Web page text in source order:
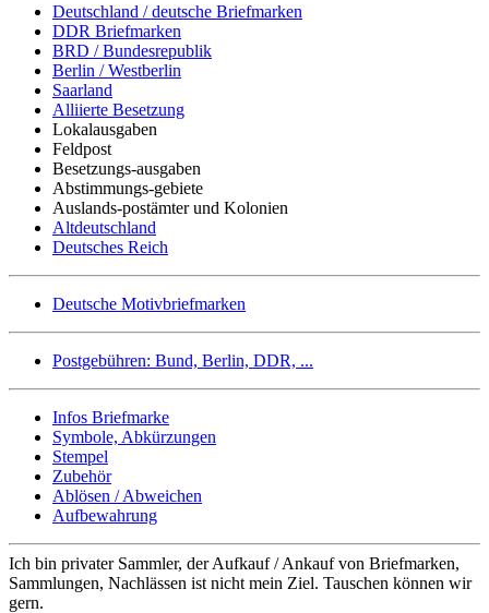
Deutschland / deutsche Briefmarken
DDR Briefmarken
BRD / Bundesrepublik
Berlin / Westberlin
Saarland
Alliierte Besetzung
Lokalausgaben
Feldpost
Besetzungs-ausgaben
Abstimmungs-gebiete
Auslands-postämter und Kolonien
Altdeutschland
Deutsches Reich
Deutsche Motivbriefmarken
Postgebühren: Bund, Berlin, DDR, ...
Infos Briefmarke
Symbole, Abkürzungen
Stempel
Zubehör
Ablösen / Abweichen
Aufbewahrung
Ich bin privater Sammler, der Aufkauf / Ankauf von Briefmarken,
Sammlungen, Nachlässen ist nicht mein Ziel. Tauschen können wir
gern.